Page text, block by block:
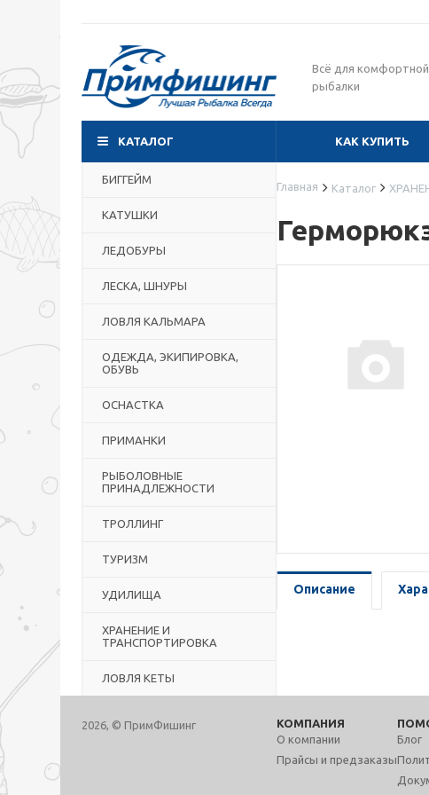
Всё для комфортной
рыбалки
КАТАЛОГ КАК КУПИТЬ
БИГГЕЙМ
КАТУШКИ
ЛЕДОБУРЫ
ЛЕСКА, ШНУРЫ
ЛОВЛЯ КАЛЬМАРА
ОДЕЖДА, ЭКИПИРОВКА,
ОБУВЬ
ОСНАСТКА
ПРИМАНКИ
РЫБОЛОВНЫЕ
ПРИНАДЛЕЖНОСТИ
ТРОЛЛИНГ
ТУРИЗМ
УДИЛИЩА
ХРАНЕНИЕ И
ТРАНСПОРТИРОВКА
ЛОВЛЯ КЕТЫ
Главная Каталог
Описание
2026, © ПримФишинг
КОМПАНИЯ
О компании
Прайсы и предзаказы
Блог